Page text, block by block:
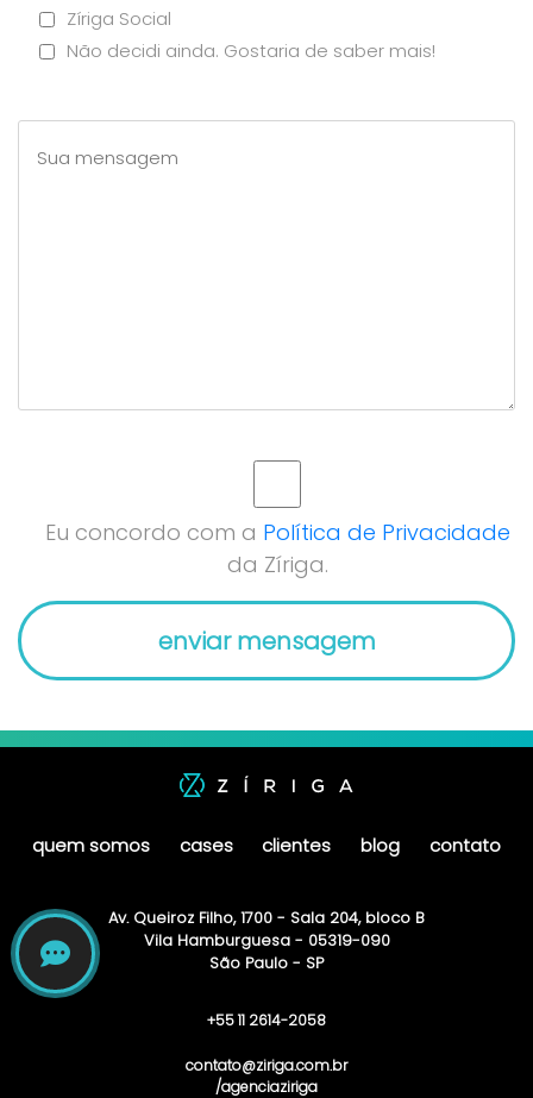
Zíriga Social
Não decidi ainda. Gostaria de saber mais!
Eu concordo com a Política de Privacidade
da Zíriga.
quem somos cases clientes blog contato
Av. Queiroz Filho, 1700 - Sala 204, bloco B
Vila Hamburguesa - 05319-090
São Paulo - SP
+55 11 2614-2058
contato@ziriga.com.br
/agenciaziriga